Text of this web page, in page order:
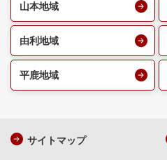
山本地域
由利地域
平鹿地域
サイトマップ